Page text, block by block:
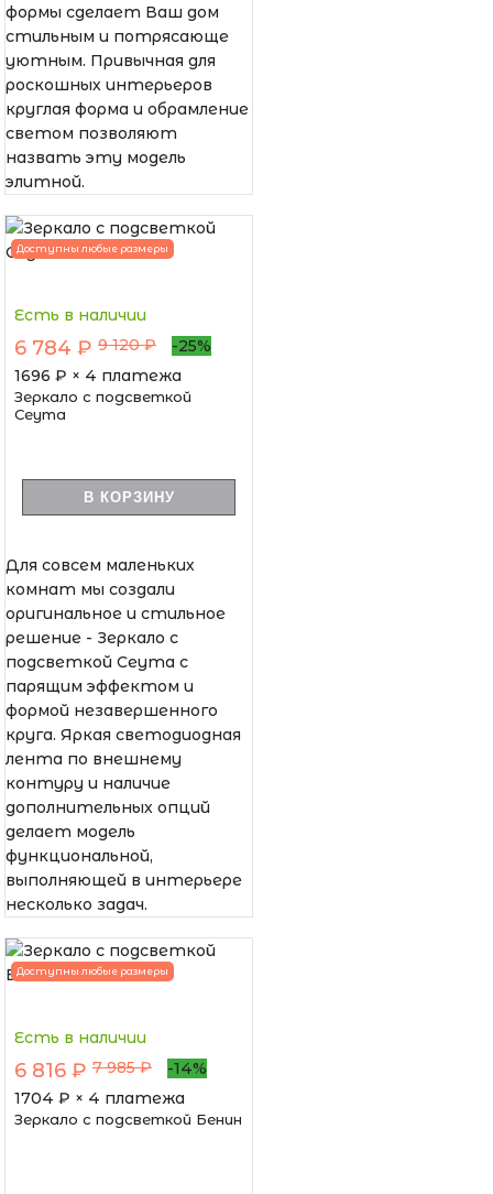
формы сделает Ваш дом
стильным и потрясающе
уютным. Привычная для
роскошных интерьеров
круглая форма и обрамление
светом позволяют
назвать эту модель
элитной.
Доступны любые размеры
Есть в наличии
6 784 ₽ 9 120 ₽
-25%
1696 ₽ × 4 платежа
Зеркало с подсветкой
Сеута
В КОРЗИНУ
Для совсем маленьких
комнат мы создали
оригинальное и стильное
решение - Зеркало с
подсветкой Сеута с
парящим эффектом и
формой незавершенного
круга. Яркая светодиодная
лента по внешнему
контуру и наличие
дополнительных опций
делает модель
функциональной,
выполняющей в интерьере
несколько задач.
Доступны любые размеры
Есть в наличии
6 816 ₽ 7 985 ₽
-14%
1704 ₽ × 4 платежа
Зеркало с подсветкой Бенин